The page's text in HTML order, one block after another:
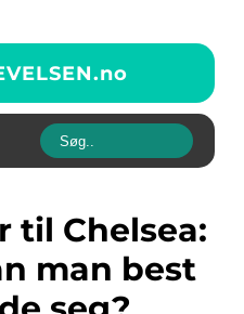
no
man best